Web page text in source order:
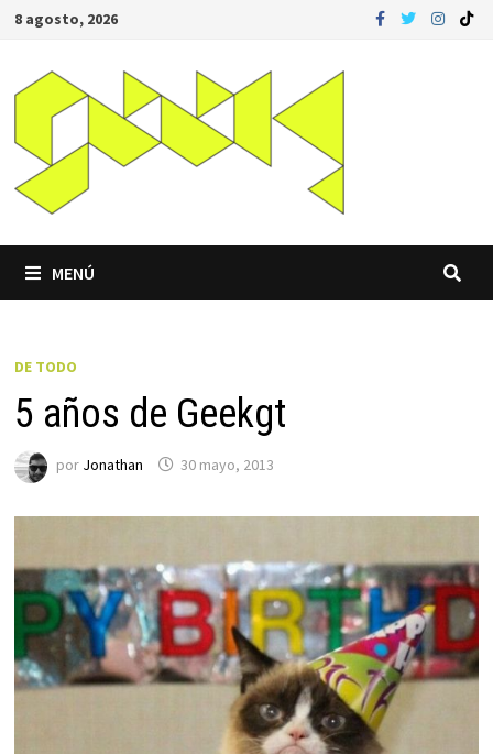
Saltar
contenido
8 agosto, 2026
MENÚ
DE TODO
5 años de Geekgt
por Jonathan 30 mayo, 2013